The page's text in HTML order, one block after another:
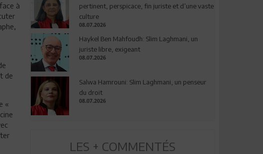
à
de
«
pertinent, perspicace, fin juriste et d’une vaste
culture
08.07.2026
Haykel Ben Mahfoudh: Slim Laghmani, un
juriste libre, exigeant
08.07.2026
Salwa Hamrouni: Slim Laghmani, un penseur
du droit
08.07.2026
LES + COMMENTÉS